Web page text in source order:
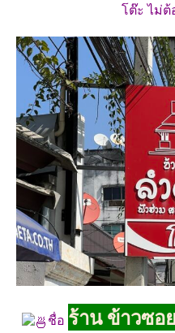
โต๊ะ ไม่
ชื่อ ร้าน ข้าวซอ